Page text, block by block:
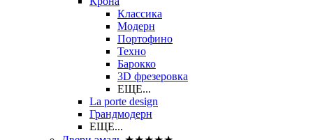
Классика
Модерн
Портофино
Техно
Барокко
3D фрезеровка
ЕЩЕ...
La porte design
Грандмодерн
ЕЩЕ...